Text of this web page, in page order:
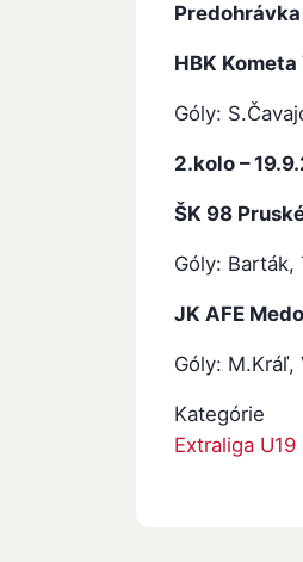
HBK
Góly:
2.kolo –
ŠK 98
Góly: Barták,
JK AFE
Góly:
Kategórie
Extraliga U19